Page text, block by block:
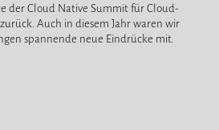
der Cloud Native Summit für Cloud-
Auch in diesem Jahr waren wir
spannende neue Eindrücke mit.